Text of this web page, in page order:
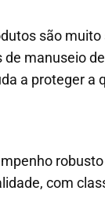
são
manuseio
a proteger a
com